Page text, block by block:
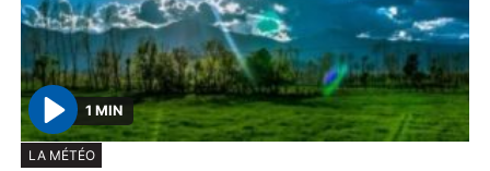
P
l
1 MIN
LA MÉTÉO